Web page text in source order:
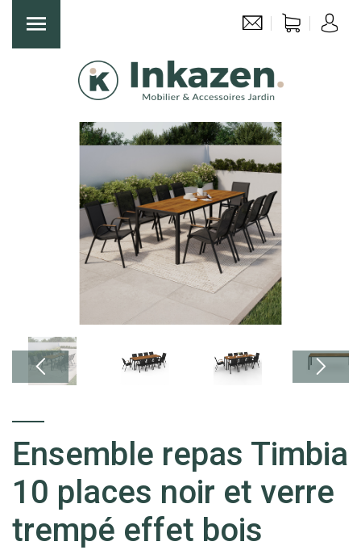
Ensemble repas Timbia
10 places noir et verre
trempé effet bois